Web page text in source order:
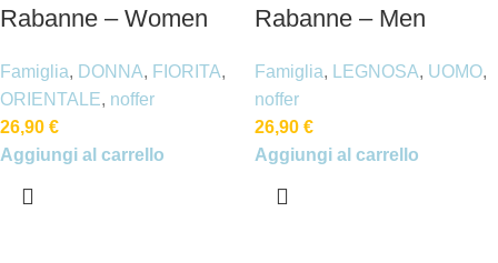
Rabanne – Women
Famiglia, DONNA, FIORITA,
ORIENTALE, noffer
26,90 €
Aggiungi al carrello
Rabanne – Men
Famiglia, LEGNOSA, UOMO,
noffer
26,90 €
Aggiungi al carrello